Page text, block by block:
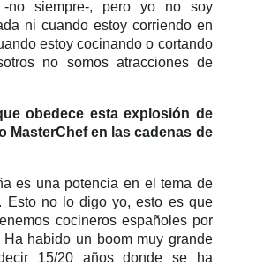
-no siempre-, pero yo no soy
ni cuando estoy corriendo en
estoy cocinando o cortando
no somos atracciones de
obedece esta explosión de
MasterChef en las cadenas de
es una potencia en el tema de
Esto no lo digo yo, esto es que
cocineros españoles por
habido un boom muy grande
15/20 años donde se ha